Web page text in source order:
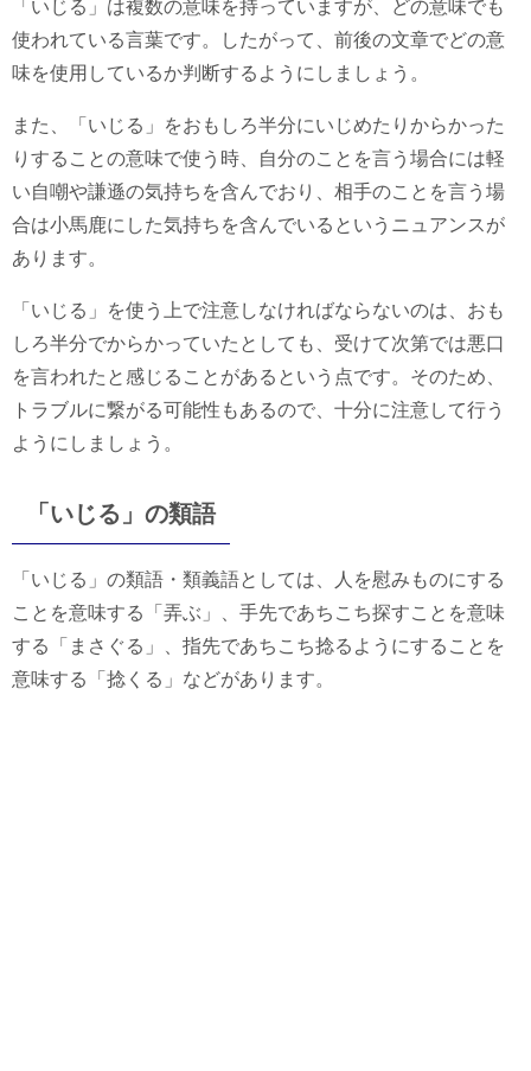
「いじる」は複数の意味を持っていますが、どの意味でも
使われている言葉です。したがって、前後の文章でどの意
味を使用しているか判断するようにしましょう。
また、「いじる」をおもしろ半分にいじめたりからかった
りすることの意味で使う時、自分のことを言う場合には軽
い自嘲や謙遜の気持ちを含んでおり、相手のことを言う場
合は小馬鹿にした気持ちを含んでいるというニュアンスが
あります。
「いじる」を使う上で注意しなければならないのは、おも
しろ半分でからかっていたとしても、受けて次第では悪口
を言われたと感じることがあるという点です。そのため、
トラブルに繋がる可能性もあるので、十分に注意して行う
ようにしましょう。
「いじる」の類語
「いじる」の類語・類義語としては、人を慰みものにする
ことを意味する「弄ぶ」、手先であちこち探すことを意味
する「まさぐる」、指先であちこち捻るようにすることを
意味する「捻くる」などがあります。